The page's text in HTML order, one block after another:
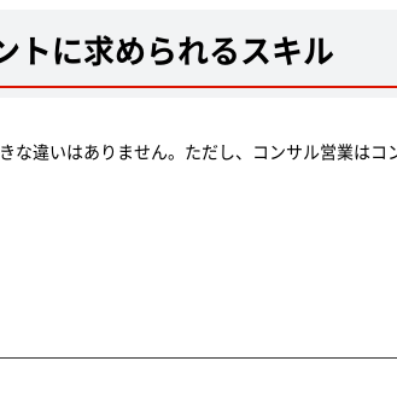
トに求められるスキル
な違いはありません。ただし、コンサル営業は